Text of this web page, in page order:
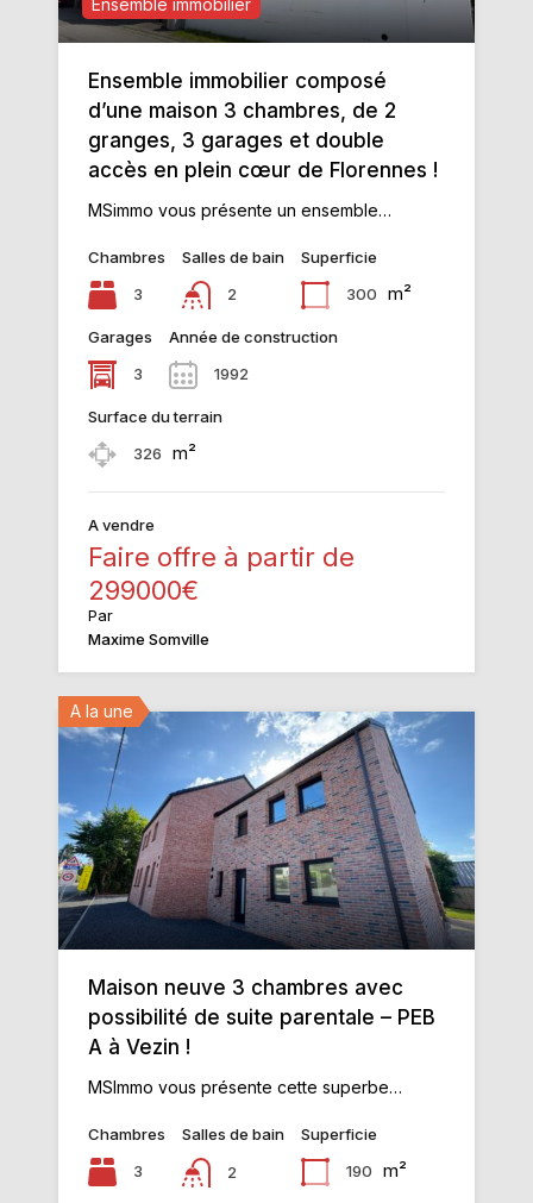
Ensemble immobilier
Ensemble immobilier composé
d’une maison 3 chambres, de 2
granges, 3 garages et double
accès en plein cœur de Florennes !
MSimmo vous présente un ensemble…
Chambres
3
Salles de bain
2
Superficie
300
m²
Garages
3
Année de construction
1992
Surface du terrain
326
m²
A vendre
Faire offre à partir de
299000€
Par
Maxime Somville
A la une
Maison neuve 3 chambres avec
possibilité de suite parentale – PEB
A à Vezin !
MSImmo vous présente cette superbe…
Chambres
3
Salles de bain
2
Superficie
190
m²